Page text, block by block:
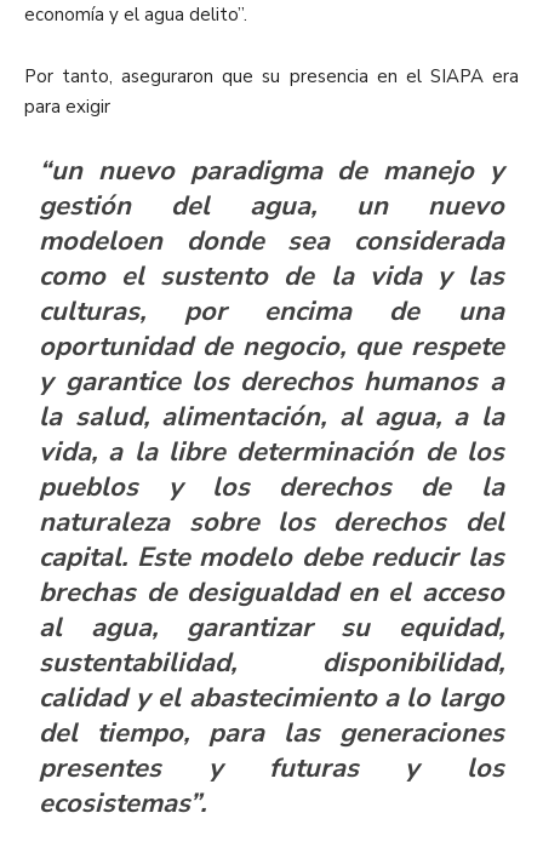
economía y el agua delito”.
Por tanto, aseguraron que su presencia en el SIAPA era
para exigir
“un nuevo paradigma de manejo y
gestión del agua, un nuevo
modeloen donde sea considerada
como el sustento de la vida y las
culturas, por encima de una
oportunidad de negocio, que respete
y garantice los derechos humanos a
la salud, alimentación, al agua, a la
vida, a la libre determinación de los
pueblos y los derechos de la
naturaleza sobre los derechos del
capital. Este modelo debe reducir las
brechas de desigualdad en el acceso
al agua, garantizar su equidad,
sustentabilidad, disponibilidad,
calidad y el abastecimiento a lo largo
del tiempo, para las generaciones
presentes y futuras y los
ecosistemas”.